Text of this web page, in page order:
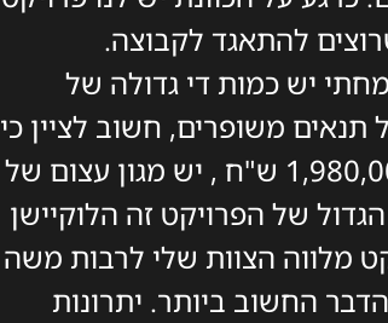
להתאגד לקבוצה.
יש כמות די גדולה של
מה שכן רק 3 דירות יזכו לקבל תנאים משופרים, חשוב לציין כי
מדובר על דירה חדשה מקבלן (לא פרויקט תמ"א), החל מ1,980,000 ש"ח , יש מגון עצום של
הגדול של הפרויקט זה הלוקיישן
מלווה הצוות שלי לרבות משה
החשוב ביותר. יתרונות